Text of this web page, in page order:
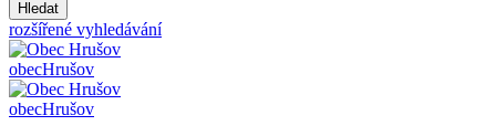
Hledat
rozšířené vyhledávání
obecHrušov
obecHrušov